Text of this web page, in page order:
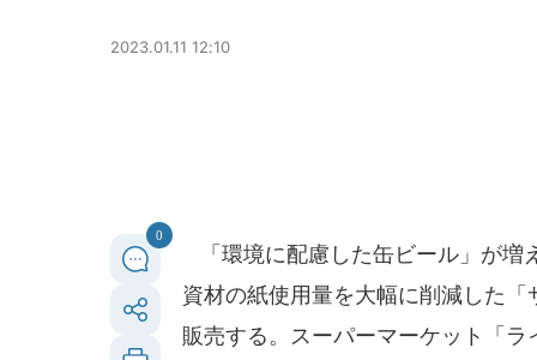
2023.01.11 12:10
0
「環境に配慮した缶ビール」が増
資材の紙使用量を大幅に削減した
販売する。スーパーマーケット「